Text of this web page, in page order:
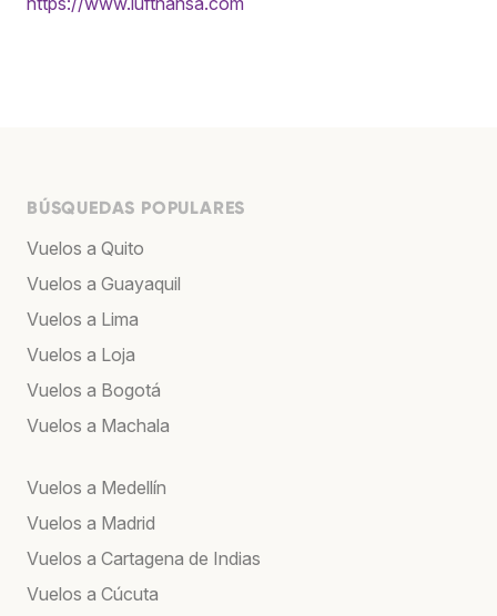
BÚSQUEDAS POPULARES
Vuelos a Quito
Vuelos a Guayaquil
Vuelos a Lima
Vuelos a Loja
Vuelos a Bogotá
Vuelos a Machala
Vuelos a Medellín
Vuelos a Madrid
Vuelos a Cartagena de Indias
Vuelos a Cúcuta